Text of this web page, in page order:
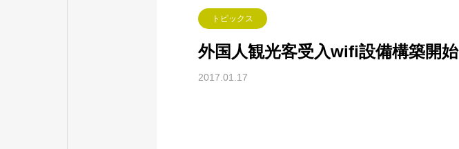
トピックス
外国人観光客受入wifi設備構築開始
2017.01.17